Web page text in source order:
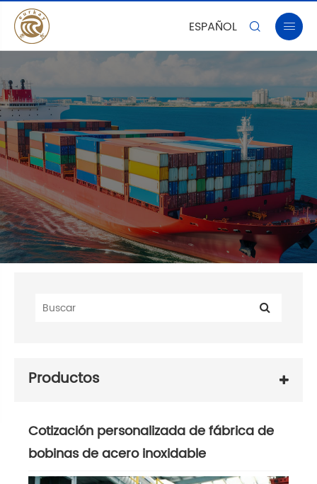
ESPAÑOL  
Productos
Cotización personalizada de fábrica de
bobinas de acero inoxidable